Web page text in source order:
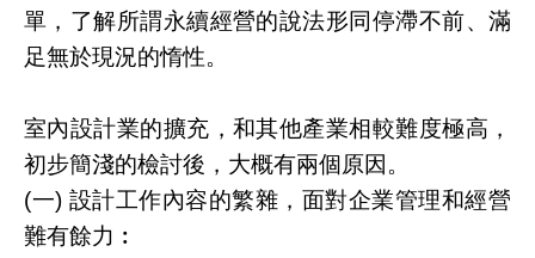
單，了解所謂永續經營的說法形同停滯不前、滿
足無於現況的惰性。
室內設計業的擴充，和其他產業相較難度極高，
初步簡淺的檢討後，大概有兩個原因。
(一) 設計工作內容的繁雜，面對企業管理和經營
難有餘力︰